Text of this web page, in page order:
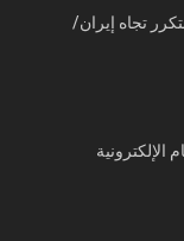
تجاه إيران/